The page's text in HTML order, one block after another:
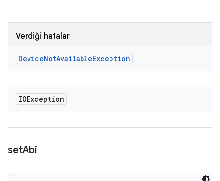
Verdiği hatalar
DeviceNotAvailableException
IOException
setAbi